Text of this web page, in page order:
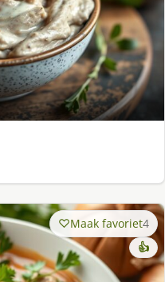
Maak favoriet4
👍